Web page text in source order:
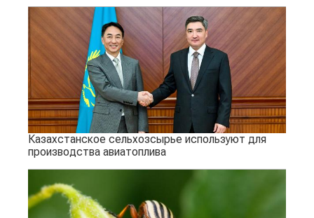
Казахстанское сельхозсырье используют для
производства авиатоплива